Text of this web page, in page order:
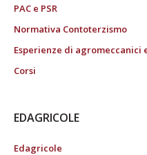
PAC e PSR
Normativa Contoterzismo
Esperienze di agromeccanici
Corsi
EDAGRICOLE
Edagricole